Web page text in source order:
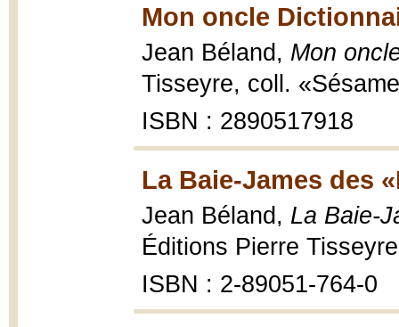
Mon oncle
Jean Béland, Mon
Tisseyre, coll.
ISBN : 2890517918
La Baie-James des
Jean Béland, La Baie-
Éditions Pierre
ISBN : 2-89051-764-0